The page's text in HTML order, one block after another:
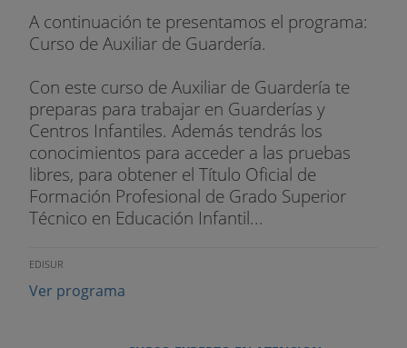
A continuación te presentamos el programa:
Curso de Auxiliar de Guardería.
Con este curso de Auxiliar de Guardería te
preparas para trabajar en Guarderías y
Centros Infantiles. Además tendrás los
conocimientos para acceder a las pruebas
libres, para obtener el Título Oficial de
Formación Profesional de Grado Superior
Técnico en Educación Infantil...
EDISUR
Ver programa